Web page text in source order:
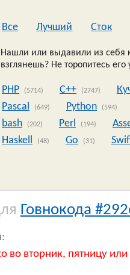
Все Лучший Сток
Нашли или выдавили из себя
взглянешь? Не торопитесь
PHP (5714) C++ (2747)
Pascal (649) Python (594)
bash (202) Perl (194)
Haskell (48) Go (31)
Говнокода
во вторник, пятницу или